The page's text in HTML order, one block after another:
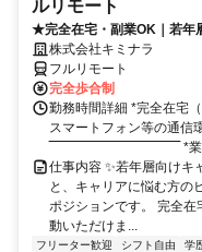
ルリモート
★完全在宅・副業OK｜若年
株式会社キミナラ
フルリモート
完全歩合制
勤務時間詳細 *完全在宅
スマートフォン等の通信
仕事内容 ✨若年層向けキ
と、キャリアに悩む方の
ポジションです。 完全
動いただけま...
フリーター歓迎 シフト自由 学